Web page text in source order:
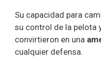
Su capacidad para
su control de la pelota
convirtieron en una
cualquier defensa.